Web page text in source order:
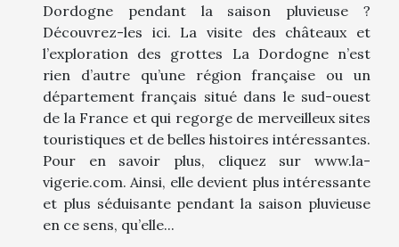
Dordogne pendant la saison pluvieuse ?
Découvrez-les ici. La visite des châteaux et
l’exploration des grottes La Dordogne n’est
rien d’autre qu’une région française ou un
département français situé dans le sud-ouest
de la France et qui regorge de merveilleux sites
touristiques et de belles histoires intéressantes.
Pour en savoir plus, cliquez sur www.la-
vigerie.com. Ainsi, elle devient plus intéressante
et plus séduisante pendant la saison pluvieuse
en ce sens, qu’elle...